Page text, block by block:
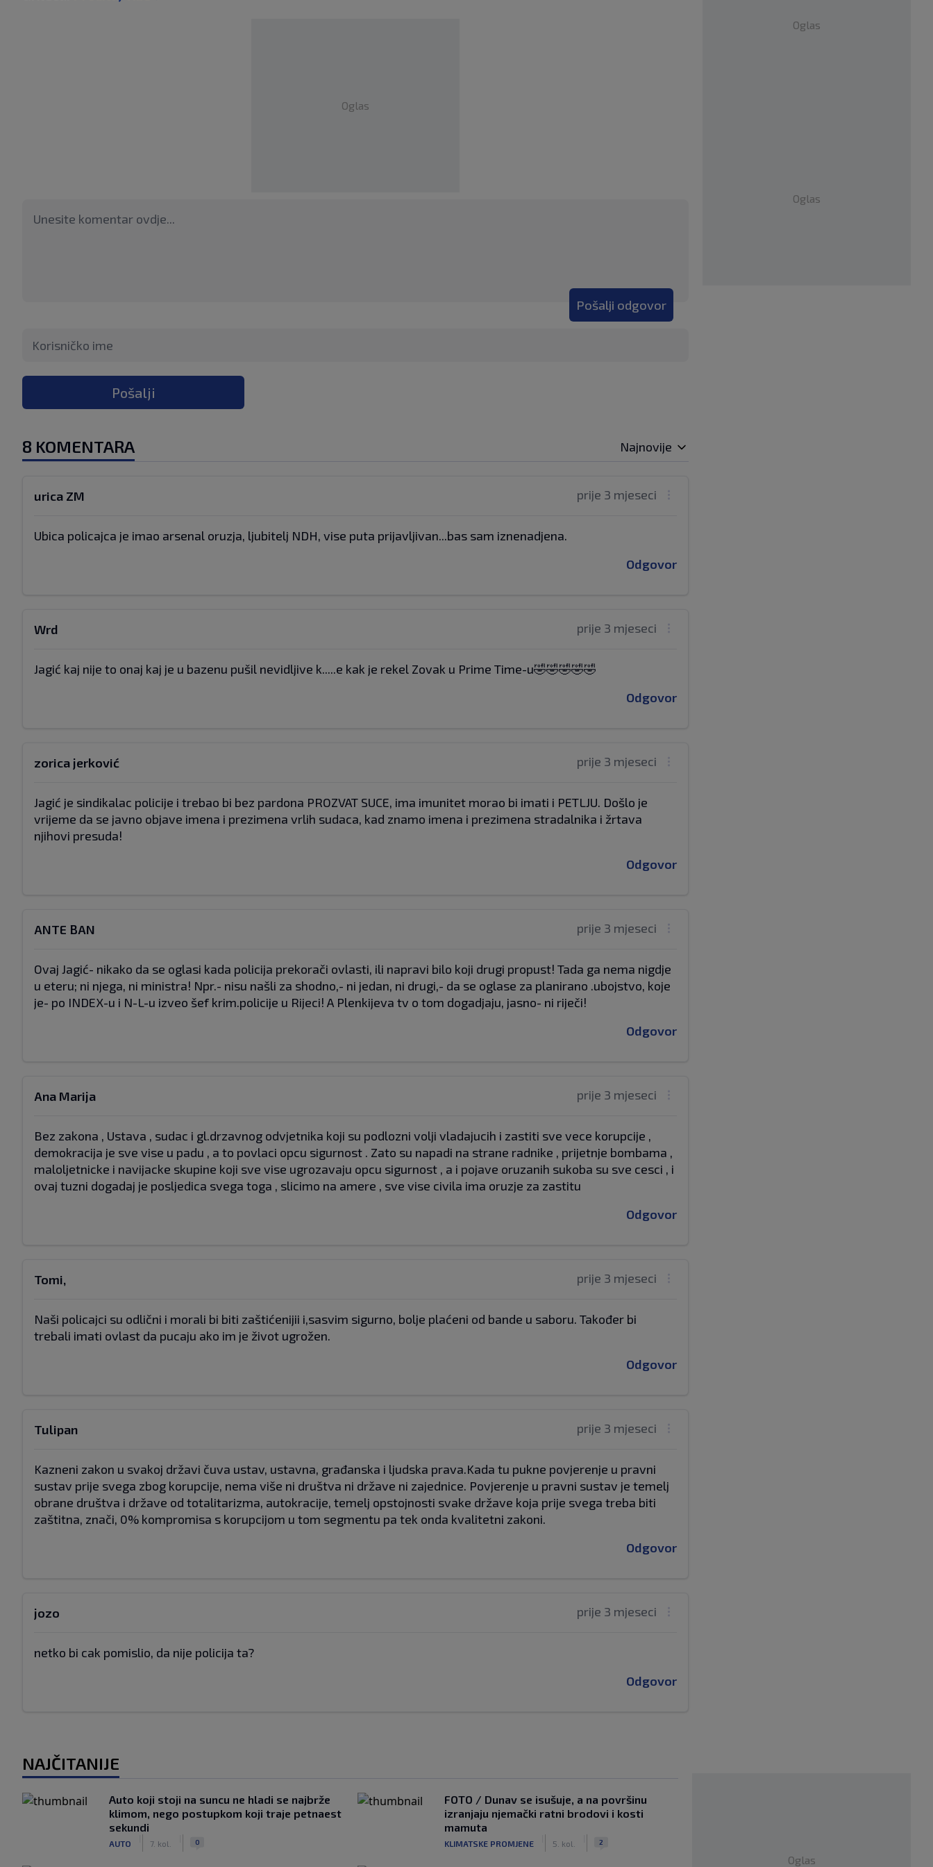
Oglas
Pošalji odgovor
Pošalji
8 KOMENTARA Najnovije
prije 3 mjeseci
urica ZM
Ubica policajca je imao arsenal oruzja, ljubitelj NDH, vise puta prijavljivan...bas sam iznenadjena.
Odgovor
prije 3 mjeseci
Wrd
Jagić kaj nije to onaj kaj je u bazenu pušil nevidljive k.....e kak je rekel Zovak u Prime Time-u🤣🤣🤣🤣🤣
Odgovor
prije 3 mjeseci
zorica jerković
Jagić je sindikalac policije i trebao bi bez pardona PROZVAT SUCE, ima imunitet morao bi imati i PETLJU. Došlo je
vrijeme da se javno objave imena i prezimena vrlih sudaca, kad znamo imena i prezimena stradalnika i žrtava
njihovi presuda!
Odgovor
prije 3 mjeseci
ANTE BAN
Ovaj Jagić- nikako da se oglasi kada policija prekorači ovlasti, ili napravi bilo koji drugi propust! Tada ga nema nigdje
u eteru; ni njega, ni ministra! Npr.- nisu našli za shodno,- ni jedan, ni drugi,- da se oglase za planirano .ubojstvo, koje
je- po INDEX-u i N-L-u izveo šef krim.policije u Rijeci! A Plenkijeva tv o tom dogadjaju, jasno- ni riječi!
Odgovor
prije 3 mjeseci
Ana Marija
Bez zakona , Ustava , sudac i gl.drzavnog odvjetnika koji su podlozni volji vladajucih i zastiti sve vece korupcije ,
demokracija je sve vise u padu , a to povlaci opcu sigurnost . Zato su napadi na strane radnike , prijetnje bombama ,
maloljetnicke i navijacke skupine koji sve vise ugrozavaju opcu sigurnost , a i pojave oruzanih sukoba su sve cesci , i
ovaj tuzni dogadaj je posljedica svega toga , slicimo na amere , sve vise civila ima oruzje za zastitu
Odgovor
prije 3 mjeseci
Tomi,
Naši policajci su odlični i morali bi biti zaštićenijii i,sasvim sigurno, bolje plaćeni od bande u saboru. Također bi
trebali imati ovlast da pucaju ako im je život ugrožen.
Odgovor
prije 3 mjeseci
Tulipan
Kazneni zakon u svakoj državi čuva ustav, ustavna, građanska i ljudska prava.Kada tu pukne povjerenje u pravni
sustav prije svega zbog korupcije, nema više ni društva ni države ni zajednice. Povjerenje u pravni sustav je temelj
obrane društva i države od totalitarizma, autokracije, temelj opstojnosti svake države koja prije svega treba biti
zaštitna, znači, 0% kompromisa s korupcijom u tom segmentu pa tek onda kvalitetni zakoni.
Odgovor
prije 3 mjeseci
jozo
netko bi cak pomislio, da nije policija ta?
Odgovor
Oglas
Oglas
NAJČITANIJE
Auto koji stoji na suncu ne hladi se najbrže
klimom, nego postupkom koji traje petnaest
sekundi
AUTO 7. kol. 0
FOTO / Dunav se isušuje, a na površinu
izranjaju njemački ratni brodovi i kosti
mamuta
KLIMATSKE PROMJENE 5. kol. 2
Oglas